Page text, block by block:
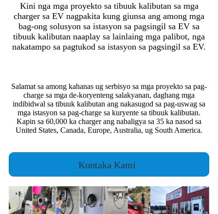
Kini nga mga proyekto sa tibuuk kalibutan sa mga
charger sa EV nagpakita kung giunsa ang among mga
bag-ong solusyon sa istasyon sa pagsingil sa EV sa
tibuuk kalibutan naaplay sa lainlaing mga palibot, nga
nakatampo sa pagtukod sa istasyon sa pagsingil sa EV.
Salamat sa among kahanas ug serbisyo sa mga proyekto sa pag-
charge sa mga de-koryenteng salakyanan, daghang mga
indibidwal sa tibuuk kalibutan ang nakasugod sa pag-uswag sa
mga istasyon sa pag-charge sa kuryente sa tibuuk kalibutan.
Kapin sa 60,000 ka charger ang nabaligya sa 35 ka nasod sa
United States, Canada, Europe, Australia, ug South America.
Kontaka Kami